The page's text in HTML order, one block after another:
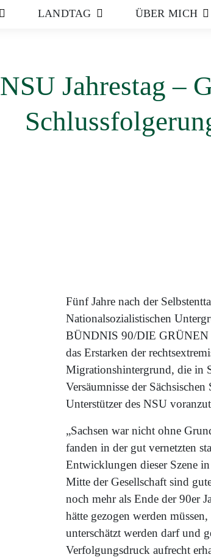
LANDTAG ÜBER MICH
NSU Jahrestag –
Fünf Jahre nach der
Nationalsozialistischen
BÜNDNIS 90/DIE GRÜNEN
das Erstarken der
Migrationshintergrund, die in
Versäumnisse der
Unterstützer des NSU
„Sachsen war nicht ohne
fanden in der gut vernetzten
Entwicklungen dieser Szene
Mitte der Gesellschaft sind
noch mehr als Ende der 90er
hätte gezogen werden
unterschätzt werden darf und
Verfolgungsdruck aufrecht